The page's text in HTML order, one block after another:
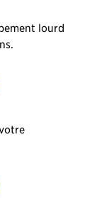
lourd